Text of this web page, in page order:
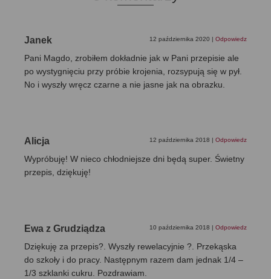
Janek 12 października 2020 | Odpowiedz
Pani Magdo, zrobiłem dokładnie jak w Pani przepisie ale
po wystygnięciu przy próbie krojenia, rozsypują się w pył.
No i wyszły wręcz czarne a nie jasne jak na obrazku.
Alicja 12 października 2018 | Odpowiedz
Wypróbuję! W nieco chłodniejsze dni będą super. Świetny
przepis, dziękuję!
Ewa z Grudziądza 10 października 2018 | Odpowiedz
Dziękuję za przepis?. Wyszły rewelacyjnie ?. Przekąska
do szkoły i do pracy. Następnym razem dam jednak 1/4 –
1/3 szklanki cukru. Pozdrawiam.